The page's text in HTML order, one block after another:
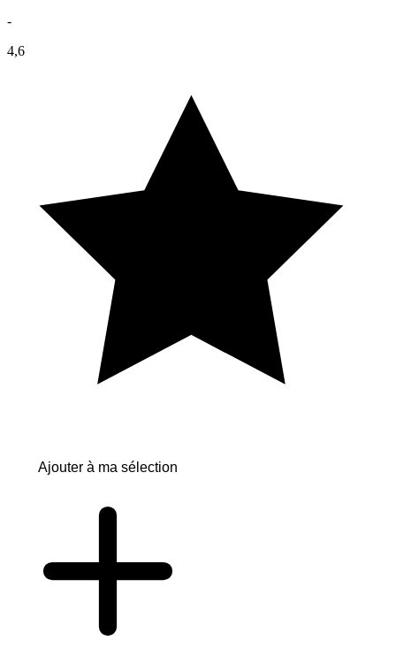
-
4,6
Ajouter à ma sélection